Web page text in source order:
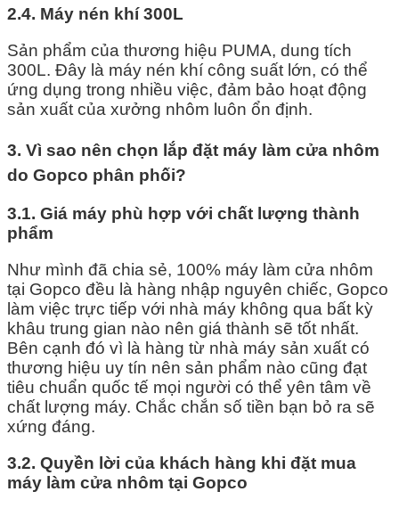
2.4. Máy nén khí 300L
Sản phẩm của thương hiệu PUMA, dung tích
300L. Đây là máy nén khí công suất lớn, có thể
ứng dụng trong nhiều việc, đảm bảo hoạt động
sản xuất của xưởng nhôm luôn ổn định.
3. Vì sao nên chọn lắp đặt máy làm cửa nhôm
do Gopco phân phối?
3.1. Giá máy phù hợp với chất lượng thành
phẩm
Như mình đã chia sẻ, 100% máy làm cửa nhôm
tại Gopco đều là hàng nhập nguyên chiếc, Gopco
làm việc trực tiếp với nhà máy không qua bất kỳ
khâu trung gian nào nên giá thành sẽ tốt nhất.
Bên cạnh đó vì là hàng từ nhà máy sản xuất có
thương hiệu uy tín nên sản phẩm nào cũng đạt
tiêu chuẩn quốc tế mọi người có thể yên tâm về
chất lượng máy. Chắc chắn số tiền bạn bỏ ra sẽ
xứng đáng.
3.2. Quyền lời của khách hàng khi đặt mua
máy làm cửa nhôm tại Gopco